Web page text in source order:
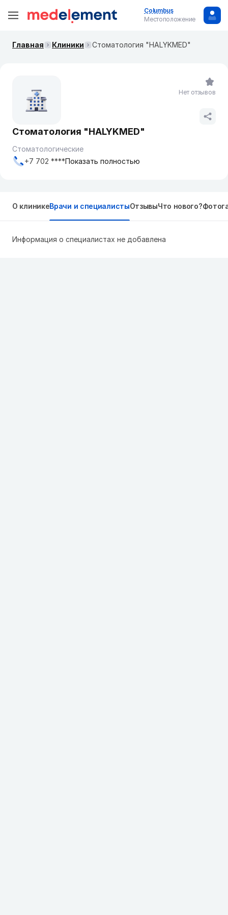
Columbus
Местоположение
Главная Клиники Стоматология "HALYKMED"
Стоматология "HALYKMED"
Стоматологические
+7 702 ****Показать полностью
Нет отзывов
О клиникеВрачи и специалистыОтзывыЧто нового?
Информация о специалистах не добавлена